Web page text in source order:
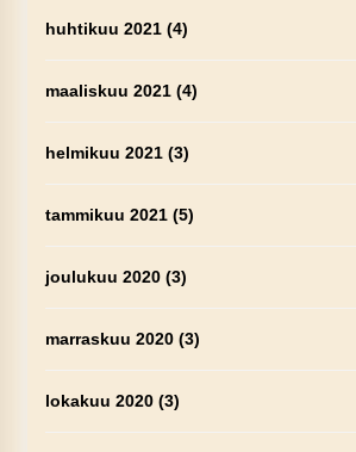
huhtikuu 2021(4)
maaliskuu 2021(4)
helmikuu 2021(3)
tammikuu 2021(5)
joulukuu 2020(3)
marraskuu 2020(3)
lokakuu 2020(3)